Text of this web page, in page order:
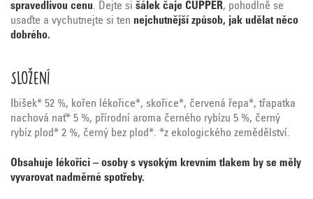
spravedlivou cenu. Dejte si šálek čaje CUPPER, pohodlně se
usaďte a vychutnejte si ten nejchutnější způsob, jak udělat něco
dobrého.
Složení
Ibišek* 52 %, kořen lékořice*, skořice*, červená řepa*, třapatka
nachová nať* 5 %, přírodní aroma černého rybízu 5 %, černý
rybíz plod* 2 %, černý bez plod*. *z ekologického zemědělství.
Obsahuje lékořici – osoby s vysokým krevním tlakem by se měly
vyvarovat nadměrné spotřeby.